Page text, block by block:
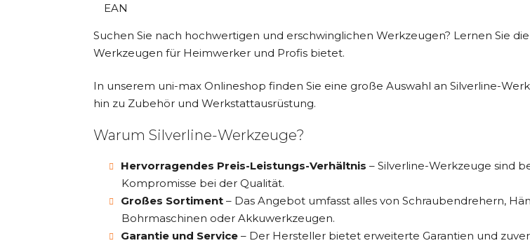
EAN
Suchen Sie nach hochwertigen und erschwinglichen Werkzeugen? Lernen Sie
Werkzeugen für Heimwerker und Profis bietet.
In unserem uni-max Onlineshop finden Sie eine große Auswahl an Silverline-
hin zu Zubehör und Werkstattausrüstung.
Warum Silverline-Werkzeuge?
Hervorragendes Preis-Leistungs-Verhältnis – Silverline-Werkzeuge sind
Kompromisse bei der Qualität.
Großes Sortiment – Das Angebot umfasst alles von Schraubendrehern,
Bohrmaschinen oder Akkuwerkzeugen.
Garantie und Service – Der Hersteller bietet erweiterte Garantien und